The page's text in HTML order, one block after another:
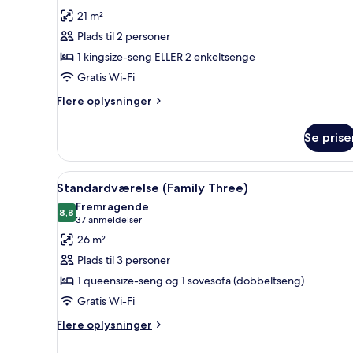
af
Standard-
dobbeltværelse
anmeldelser)
21 m²
Plads til 2 personer
1 kingsize-seng ELLER 2 enkeltsenge
Gratis Wi-Fi
Flere oplysninger
Flere
dobbeltværelse
Se
Indlæs
alle
billeder
af
Standardværelse
(Family
Three)
Et hotelværelse med en
11
Standardværelse (Family Three)
8,88,8 ud af 10
Fremragende
37 anmeldelser
(37
anmeldelser)
26 m²
Plads til 3 personer
1 queensize-seng og 1 sovesofa (dobbeltseng)
Gratis Wi-Fi
Flere oplysninger
Flere